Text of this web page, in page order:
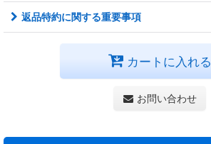
返品特約に関する重要事項
カートに入れる
お問い合わせ